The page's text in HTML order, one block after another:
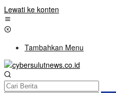
Lewati ke konten
Tambahkan Menu